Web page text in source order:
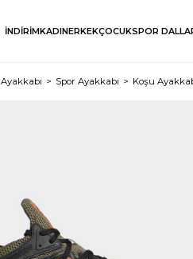
İNDİRİMKADINERKEKÇOCUKSPOR
Ayakkabı Spor Ayakkabı Koşu